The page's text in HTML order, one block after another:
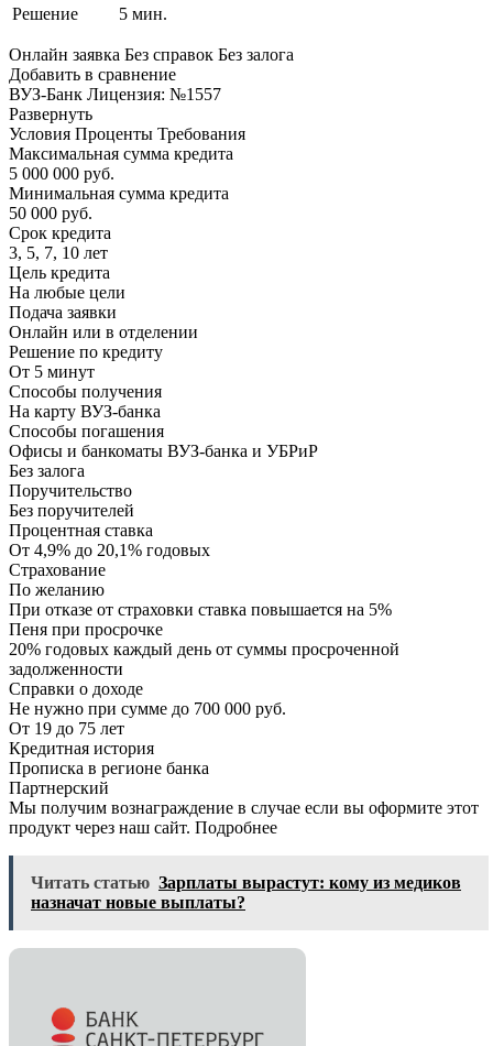
Решение
5 мин.
Онлайн заявка Без справок Без залога
Добавить в сравнение
ВУЗ-Банк Лицензия: №1557
Развернуть
Условия Проценты Требования
Максимальная сумма кредита
5 000 000 руб.
Минимальная сумма кредита
50 000 руб.
Срок кредита
3, 5, 7, 10 лет
Цель кредита
На любые цели
Подача заявки
Онлайн или в отделении
Решение по кредиту
От 5 минут
Способы получения
На карту ВУЗ-банка
Способы погашения
Офисы и банкоматы ВУЗ-банка и УБРиР
Без залога
Поручительство
Без поручителей
Процентная ставка
От 4,9% до 20,1% годовых
Страхование
По желанию
При отказе от страховки ставка повышается на 5%
Пеня при просрочке
20% годовых каждый день от суммы просроченной
задолженности
Справки о доходе
Не нужно при сумме до 700 000 руб.
От 19 до 75 лет
Кредитная история
Прописка в регионе банка
Партнерский
Мы получим вознаграждение в случае если вы оформите этот
продукт через наш сайт. Подробнее
Читать статью Зарплаты вырастут: кому из медиков
назначат новые выплаты?